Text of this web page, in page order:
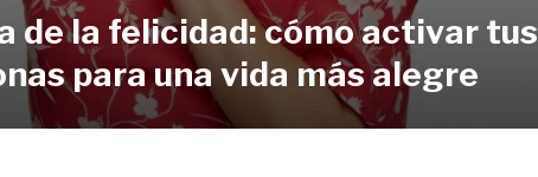
de la felicidad: cómo activar tus
para una vida más alegre